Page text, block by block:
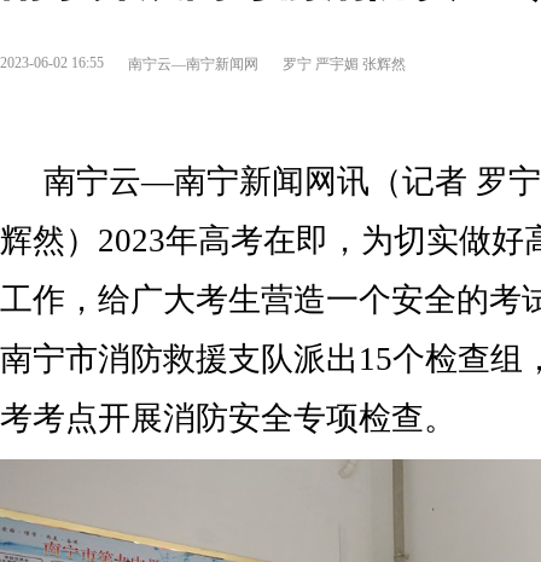
2023-06-02 16:55 南宁云—南宁新闻网 罗宁 严宇媚 张辉然
南宁云—南宁新闻网讯（记者 罗
辉然）2023年高考在即，为切实做好
工作，给广大考生营造一个安全的考
南宁市消防救援支队派出15个检查组
考考点开展消防安全专项检查。